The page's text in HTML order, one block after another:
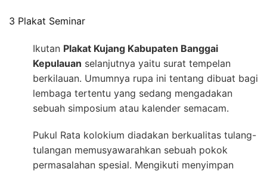
3 Plakat Seminar
Ikutan Plakat Kujang Kabupaten Banggai
Kepulauan selanjutnya yaitu surat tempelan
berkilauan. Umumnya rupa ini tentang dibuat bagi
lembaga tertentu yang sedang mengadakan
sebuah simposium atau kalender semacam.
Pukul Rata kolokium diadakan berkualitas tulang-
tulangan memusyawarahkan sebuah pokok
permasalahan spesial. Mengikuti menyimpan